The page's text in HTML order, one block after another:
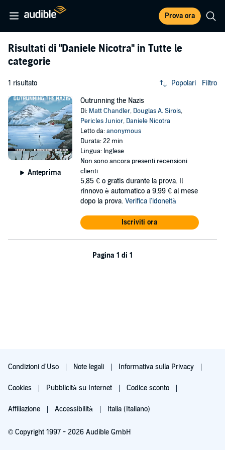
Prova ora
Risultati di "Daniele Nicotra" in Tutte le
categorie
1 risultato Popolari Filtro
Anteprima
Outrunning the Nazis
Di: Matt Chandler, Douglas A. Sirois,
Pericles Junior, Daniele Nicotra
Letto da:anonymous
Durata: 22 min
Lingua: Inglese
Non sono ancora presenti recensioni
clienti
5,85 € o gratis durante la prova. Il
rinnovo è automatico a 9,99 € al mese
dopo la prova. Verifica l'idoneità
Iscriviti ora
Pagina 1 di 1
Condizioni d'Uso Note legali Informativa sulla Privacy
Cookies Pubblicità su Internet Codice sconto
Affiliazione Accessibilità Italia (Italiano)
© Copyright 1997 - 2026 Audible GmbH